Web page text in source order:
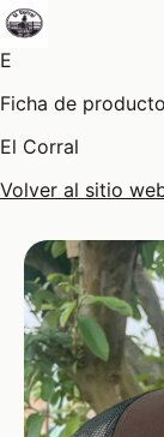
E
Ficha de producto
El Corral
Volver al sitio